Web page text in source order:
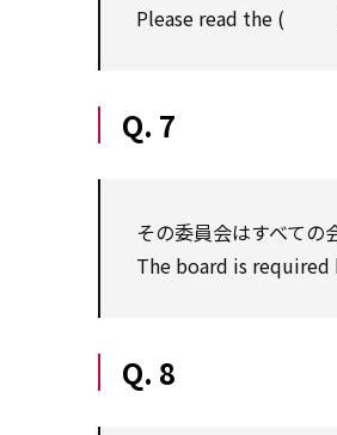
Please read the ( )
Q. 7
その委員会はすべての
The board is
Q. 8